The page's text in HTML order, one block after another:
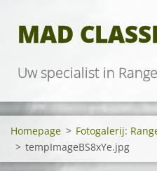
MAD
Uw specialist in
Homepage > Fotogalerij:
> tempImageBS8xYe.jpg